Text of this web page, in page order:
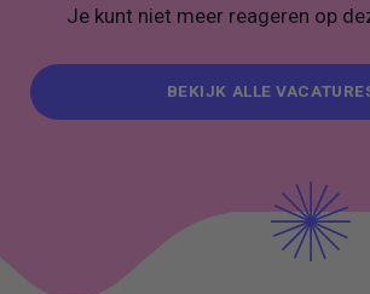
Je kunt niet meer reageren op
BEKIJK ALLE